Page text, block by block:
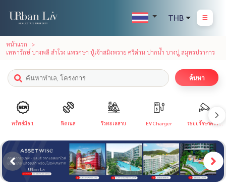
THB
หน้าแรก
เทพารักษ์ บางพลี สำโรง แพรกษา ปู่เจ้าสมิงพราย ศรีด่าน ปากน้ำ บางปู สมุทรปราการ
ค้นหา
ทรัพย์มือ 1 ฟิตเนส วิวทะเลสาบ EV Charger ระบบรักษาความ